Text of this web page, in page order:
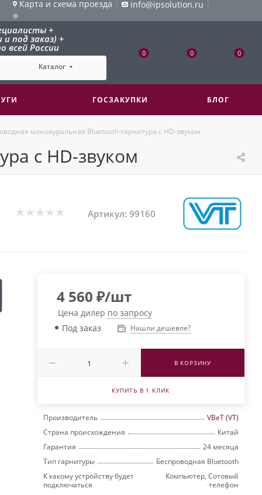
Карта и схема проезда | info@ipsolution.ru |
+
под заказ) +
всей России
Каталог
0 0 0
ГОСЗАКУПКИ БЛОГ
моноауральная Bluetooth-гарнитура с HD-звуком
с HD-звуком
Артикул: 99160
4 560 ₽/шт
Цена дилер по запросу
Под заказ
Нашли дешевле?
В КОРЗИНУ
КУПИТЬ В 1 КЛИК
Производитель
VBeT (VT)
Страна происхождения
Китай
Гарантия
24 месяца
Тип гарнитуры
Беспроводная Bluetooth
К какому устройству будет
подключаться
Компьютер, Сотовый
телефон